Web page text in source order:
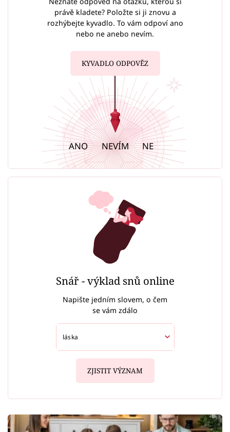
právě kladete? Položte si ji znovu a
rozhýbejte kyvadlo. To vám odpoví ano
nebo ne anebo nevím.
KYVADLO ODPOVĚZ
ANO NEVÍM NE
Snář - výklad snů online
Napište jedním slovem, o čem
se vám zdálo
ZJISTIT VÝZNAM